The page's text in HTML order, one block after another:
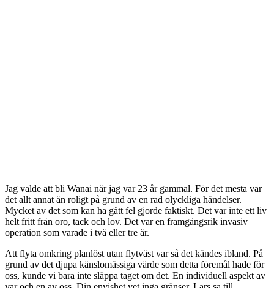
Jag valde att bli Wanai när jag var 23 år gammal. För det mesta var
det allt annat än roligt på grund av en rad olyckliga händelser.
Mycket av det som kan ha gått fel gjorde faktiskt. Det var inte ett liv
helt fritt från oro, tack och lov. Det var en framgångsrik invasiv
operation som varade i två eller tre år.
Att flyta omkring planlöst utan flytväst var så det kändes ibland. På
grund av det djupa känslomässiga värde som detta föremål hade för
oss, kunde vi bara inte släppa taget om det. En individuell aspekt av